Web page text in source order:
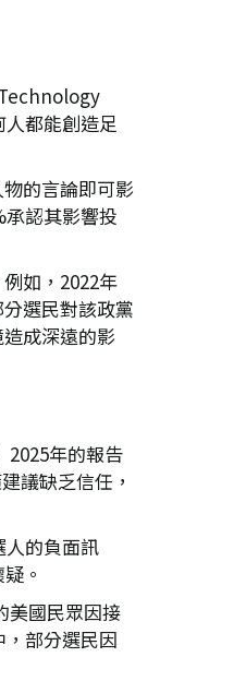
都能創造足
的言論即可影
認其影響投
如，2022年
選民對該政黨
成深遠的影
2025年的報告
議缺乏信任，
人的負面訊
。
美國民眾因接
部分選民因